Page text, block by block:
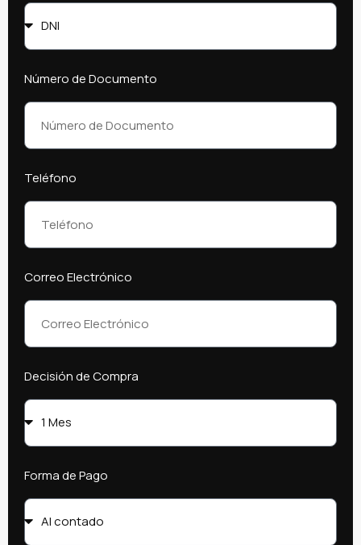
Número de Documento
Teléfono
Correo Electrónico
Decisión de Compra
Forma de Pago